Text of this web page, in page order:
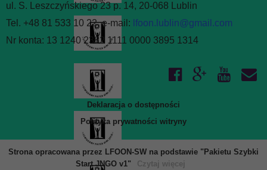
ul. S. Leszczyńskiego 23 p. 14, 20-068 Lublin
Tel. +48 81 533 10 22, e-mail: lfoon.lublin@gmail.com
Nr konta: 13 1240 2382 1111 0000 3895 1314
Deklaracja o dostępności
Polityka prywatności witryny
Strona opracowana przez LFOON-SW na podstawie "Pakietu Szybki
Start JNGO v1"
Czytaj więcej